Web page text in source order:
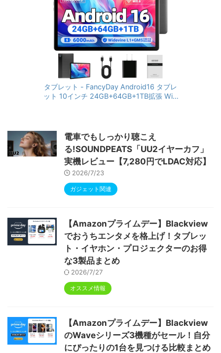
タブレット - FancyDay Android16 タブレ
ット 10インチ 24GB+64GB+1TB拡張 WiFi
RGBライト 児童守護 IPS画面 日本語説明書
電車でもしっかり聴こえ
る!SOUNDPEATS「UU2イヤーカフ」
実機レビュー【7,280円でLDAC対応】
2026/7/23
ガジェット関連
【Amazonプライムデー】Blackview
でおうちエンタメを格上げ！タブレッ
ト・イヤホン・プロジェクターのお得
な3製品まとめ
2026/7/27
オススメ情報
【Amazonプライムデー】Blackview
のWaveシリーズ3機種がセール！自分
にぴったりの1台を見つける比較まとめ